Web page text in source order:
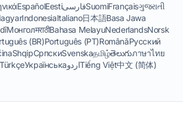
EspañolEestiفارسیSuomiFrançaisગુજરાતી
IndonesiaItaliano日本語Basa Jawa
МонголमराठीBahasa MelayuNederlandsNorsk
(BR)Português (PT)RomânăРусский
ShqipСрпскиSvenskaதமிழ்తెలుగుภาษาไทย
TürkçeУкраїнськаاردوTiếng Việt中文 (简体)